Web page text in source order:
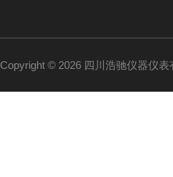
Copyright © 2026 四川浩驰仪器仪